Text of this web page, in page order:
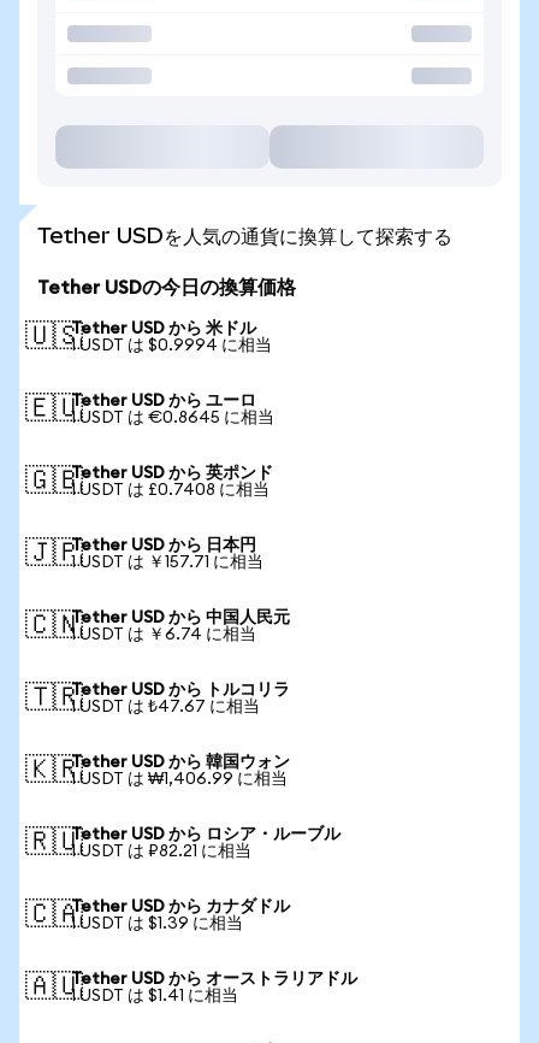
Tether USDを人気の通貨に換算して探索する
Tether USDの今日の換算価格
🇺🇸Tether USD から 米ドル
1 USDT は $0.9994 に相当
🇪🇺Tether USD から ユーロ
1 USDT は €0.8645 に相当
🇬🇧Tether USD から 英ポンド
1 USDT は £0.7408 に相当
🇯🇵Tether USD から 日本円
1 USDT は ￥157.71 に相当
🇨🇳Tether USD から 中国人民元
1 USDT は ￥6.74 に相当
🇹🇷Tether USD から トルコリラ
1 USDT は ₺47.67 に相当
🇰🇷Tether USD から 韓国ウォン
1 USDT は ₩1,406.99 に相当
🇷🇺Tether USD から ロシア・ルーブル
1 USDT は ₽82.21 に相当
🇨🇦Tether USD から カナダドル
1 USDT は $1.39 に相当
🇦🇺Tether USD から オーストラリアドル
1 USDT は $1.41 に相当